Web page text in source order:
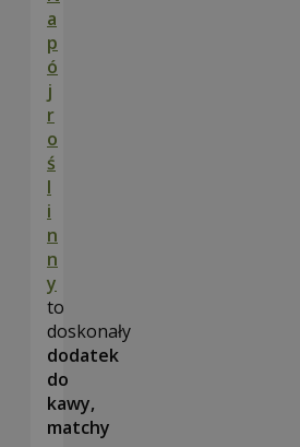
a
p
ó
j
r
o
ś
l
i
n
n
y
to
doskonały
dodatek
do
kawy,
matchy